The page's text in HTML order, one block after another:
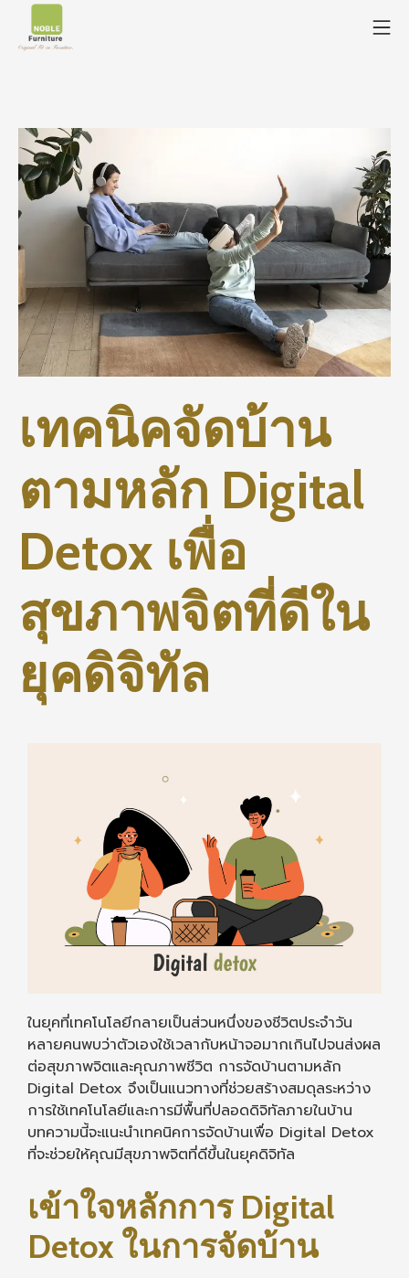
เทคนิคจัดบ้าน
ตามหลัก Digital
Detox เพื่อ
สุขภาพจิตที่ดีใน
ยุคดิจิทัล
ในยุคที่เทคโนโลยีกลายเป็นส่วนหนึ่งของชีวิตประจำวัน
หลายคนพบว่าตัวเองใช้เวลากับหน้าจอมากเกินไปจนส่งผล
ต่อสุขภาพจิตและคุณภาพชีวิต การจัดบ้านตามหลัก
Digital Detox จึงเป็นแนวทางที่ช่วยสร้างสมดุลระหว่าง
การใช้เทคโนโลยีและการมีพื้นที่ปลอดดิจิทัลภายในบ้าน
บทความนี้จะแนะนำเทคนิคการจัดบ้านเพื่อ Digital Detox
ที่จะช่วยให้คุณมีสุขภาพจิตที่ดีขึ้นในยุคดิจิทัล
เข้าใจหลักการ Digital
Detox ในการจัดบ้าน